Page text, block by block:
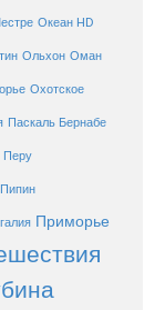
Океан HD
Ольхон Оман
Охотское
Паскаль Бернабе
Перу
Пипин
Приморье